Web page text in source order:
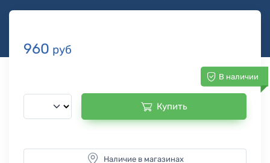
960 руб
В наличии
Купить
Наличие в магазинах